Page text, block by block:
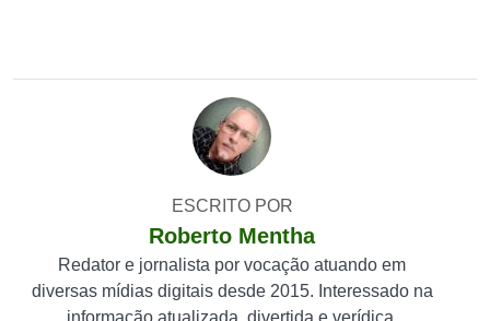
ESCRITO POR
Roberto Mentha
Redator e jornalista por vocação atuando em
diversas mídias digitais desde 2015. Interessado na
informação atualizada, divertida e verídica.